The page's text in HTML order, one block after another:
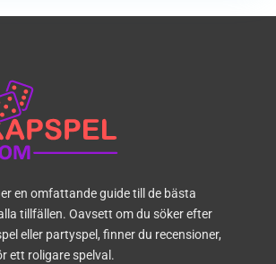
en omfattande guide till de bästa
tillfällen. Oavsett om du söker efter
eller partyspel, finner du recensioner,
ett roligare spelval.